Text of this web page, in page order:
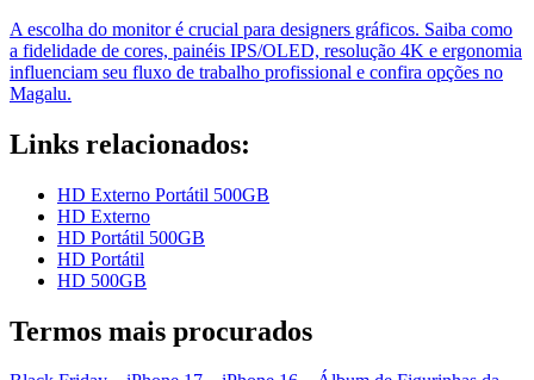
A escolha do monitor é crucial para designers gráficos. Saiba como
a fidelidade de cores, painéis IPS/OLED, resolução 4K e ergonomia
influenciam seu fluxo de trabalho profissional e confira opções no
Magalu.
Links relacionados:
HD Externo Portátil 500GB
HD Externo
HD Portátil 500GB
HD Portátil
HD 500GB
Termos mais procurados